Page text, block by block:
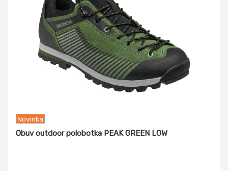
Novinka
Obuv outdoor polobotka PEAK GREEN LOW